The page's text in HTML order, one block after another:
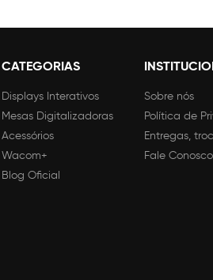
CATEGORIAS
Displays Interativos
Mesas Digitalizadoras
Acessórios
Wacom+
Blog Oficial
Sobre nós
Política de
Entregas,
Fale Conosco